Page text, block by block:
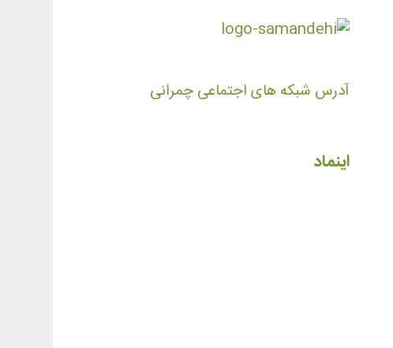
آدرس شبکه های اجتماعی چمرانی
اینماد